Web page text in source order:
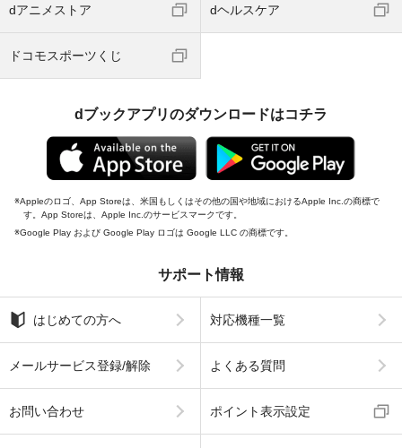
dアニメストア dヘルスケア
ドコモスポーツくじ
dブックアプリのダウンロードはコチラ
Appleのロゴ、App Storeは、米国もしくはその他の国や地域におけるApple Inc.の商標で
す。App Storeは、Apple Inc.のサービスマークです。
Google Play および Google Play ロゴは Google LLC の商標です。
サポート情報
はじめての方へ 対応機種一覧
メールサービス登録/解除 よくある質問
お問い合わせ ポイント表示設定